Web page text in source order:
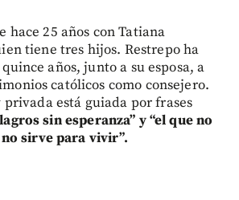
hace 25 años con Tatiana
tiene tres hijos. Restrepo ha
años, junto a su esposa, a
católicos como consejero.
está guiada por frases
sin esperanza” y “el que no
sirve para vivir”.